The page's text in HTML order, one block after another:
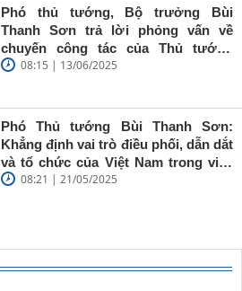
báo trẻ cần
giữ vững
'tâm trong,
Phó thủ tướng, Bộ trưởng Bùi
Thanh Sơn trả lời phỏng vấn về
chuyến công tác của Thủ tướng
Chính phủ đến Estonia, Pháp và
08:15 | 13/06/2025
Phó Thủ tướng Bùi Thanh Sơn:
Khẳng định vai trò điều phối, dẫn dắt
và tổ chức của Việt Nam trong việc
đề cao chủ nghĩa đa phương, đoàn
08:21 | 21/05/2025